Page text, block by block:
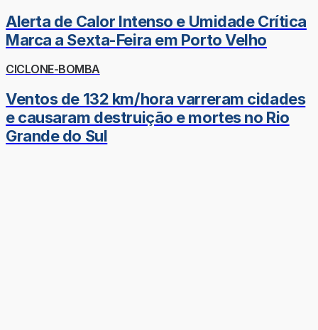
Alerta de Calor Intenso e Umidade Crítica
Marca a Sexta-Feira em Porto Velho
CICLONE-BOMBA
Ventos de 132 km/hora varreram cidades
e causaram destruição e mortes no Rio
Grande do Sul